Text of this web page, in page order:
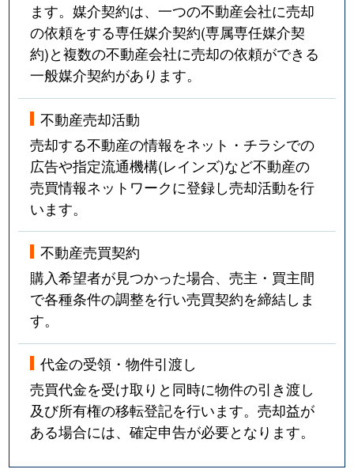
ます。媒介契約は、一つの不動産会社に売却
の依頼をする専任媒介契約(専属専任媒介契
約)と複数の不動産会社に売却の依頼ができる
一般媒介契約があります。
不動産売却活動
売却する不動産の情報をネット・チラシでの
広告や指定流通機構(レインズ)など不動産の
売買情報ネットワークに登録し売却活動を行
います。
不動産売買契約
購入希望者が見つかった場合、売主・買主間
で各種条件の調整を行い売買契約を締結しま
す。
代金の受領・物件引渡し
売買代金を受け取りと同時に物件の引き渡し
及び所有権の移転登記を行います。売却益が
ある場合には、確定申告が必要となります。